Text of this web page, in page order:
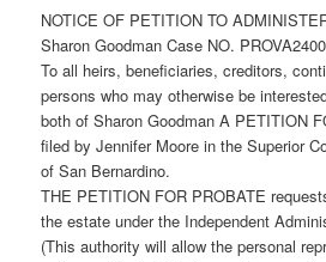
NOTICE OF PETITION TO
Sharon Goodman Case NO.
To all heirs, beneficiaries, creditors,
persons who may otherwise be
both of Sharon Goodman A PETITION
filed by Jennifer Moore in the Superior
of San Bernardino.
THE PETITION FOR PROBATE
the estate under the Independent
(This authority will allow the personal